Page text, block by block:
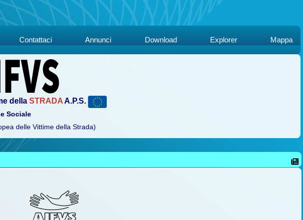
Contattaci Annunci Download Explorer Mappa
della STRADAA.P.S.
Sociale
delle Vittime della Strada)